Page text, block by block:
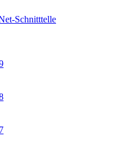
Schnitttelle